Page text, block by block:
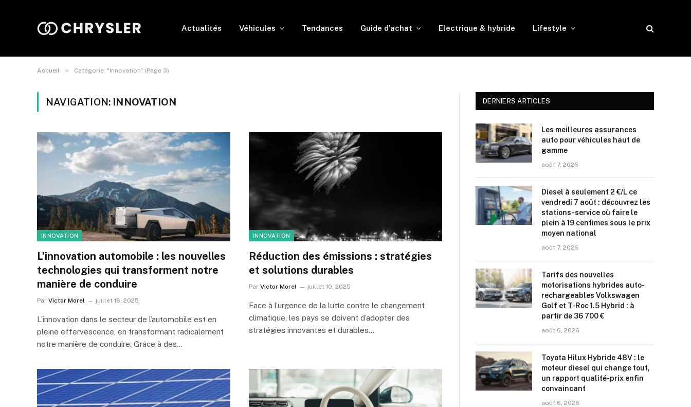
Actualités Véhicules Tendances Guide d’achat Electrique & hybride Lifestyle
Accueil » Catégorie: "Innovation" (Page 3)
NAVIGATION: INNOVATION
INNOVATION
L’innovation automobile : les nouvelles
technologies qui transforment notre
manière de conduire
Par Victor Morel juillet 16, 2025
L’innovation dans le secteur de l’automobile est en
pleine effervescence, en transformant radicalement
notre manière de conduire. Grâce à des…
INNOVATION
Réduction des émissions : stratégies
et solutions durables
Par Victor Morel juillet 10, 2025
Face à l’urgence de la lutte contre le changement
climatique, les pays se doivent d’adopter des
stratégies innovantes et durables…
DERNIERS ARTICLES
Les meilleures assurances
auto pour véhicules haut de
gamme
août 7, 2026
Diesel à seulement 2 €/L ce
vendredi 7 août : découvrez les
stations-service où faire le
plein à 19 centimes sous le prix
moyen national
août 7, 2026
Tarifs des nouvelles
motorisations hybrides auto-
rechargeables Volkswagen
Golf et T-Roc 1.5 Hybrid : à
partir de 36 700 €
août 6, 2026
Toyota Hilux Hybride 48V : le
moteur diesel qui change tout,
un rapport qualité-prix enfin
convaincant
août 6, 2026